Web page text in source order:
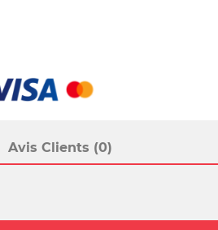
Avis Clients (0)